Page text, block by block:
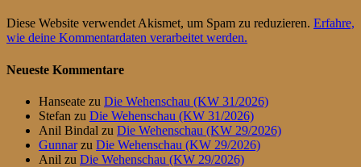
Diese Website verwendet Akismet, um Spam zu reduzieren. Erfahre,
wie deine Kommentardaten verarbeitet werden.
Neueste Kommentare
Hanseate zu Die Wehenschau (KW 31/2026)
Stefan zu Die Wehenschau (KW 31/2026)
Anil Bindal zu Die Wehenschau (KW 29/2026)
Gunnarzu Die Wehenschau (KW 29/2026)
Anil zu Die Wehenschau (KW 29/2026)